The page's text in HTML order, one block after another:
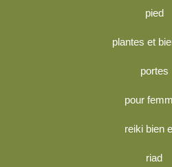
pied
plantes et
portes
pour
reiki bien
riad